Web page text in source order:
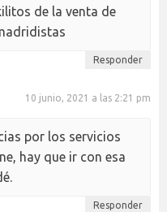
de la venta de
Responder
10 junio, 2021 a las 2:21 pm
por los servicios
hay que ir con esa
Responder